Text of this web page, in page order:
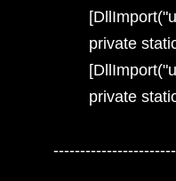
private
private